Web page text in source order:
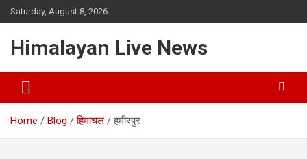
Saturday, August 8, 2026
Himalayan Live News
Home Blog हिमाचल हमीरपुर